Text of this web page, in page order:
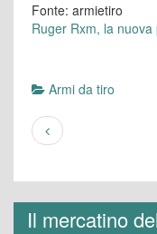
Fonte: armietiro
Ruger Rxm, la
Armi da tiro
Il mercatino